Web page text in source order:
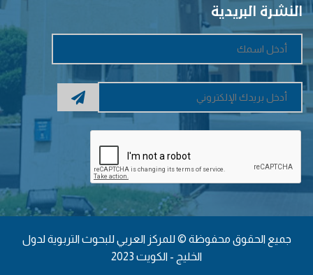
النشرة البريدية
جميع الحقوق محفوظة © للمركز العربي للبحوث التربوية لدول
الخليج - الكويت 2023